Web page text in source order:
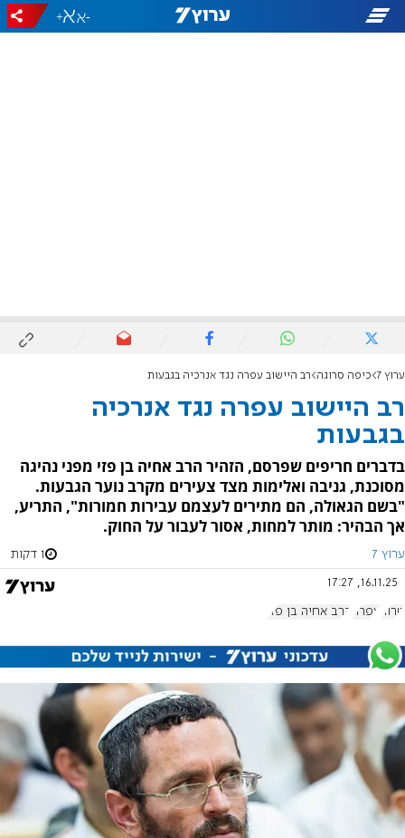
-
+
ערוץ 7 כיפה סרוגה רב היישוב עפרה נגד אנרכיה בגבעות
רב היישוב עפרה נגד אנרכיה
בגבעות
בדברים חריפים שפרסם, הזהיר הרב אחיה בן פזי מפני נהיגה
מסוכנת, גניבה ואלימות מצד צעירים מקרב נוער הגבעות.
"בשם הגאולה, הם מתירים לעצמם עבירות חמורות", התריע,
אך הבהיר: מותר למחות, אסור לעבור על החוק.
ערוץ 7 1 דקות
16.11.25, 17:27
טרור עפרה הרב אחיה בן פזי